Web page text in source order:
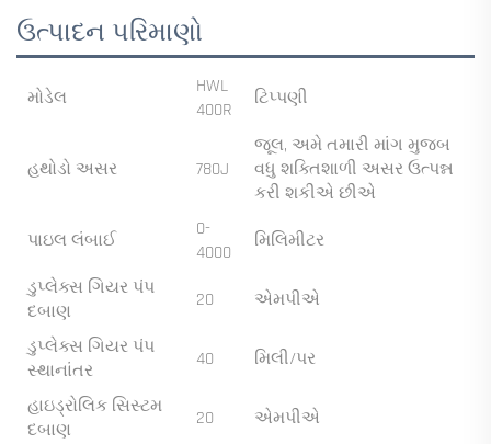
ઉત્પાદન પરિમાણો
મોડેલ
HWL
400R
ટિપ્પણી
હથોડો અસર 780J
જૂલ, અમે તમારી માંગ મુજબ
વધુ શક્તિશાળી અસર ઉત્પન્ન
કરી શકીએ છીએ
પાઇલ લંબાઈ
0-
4000
મિલિમીટર
ડુપ્લેક્સ ગિયર પંપ
દબાણ
20 એમપીએ
ડુપ્લેક્સ ગિયર પંપ
સ્થાનાંતર
40 મિલી/પર
હાઇડ્રોલિક સિસ્ટમ
દબાણ
20 એમપીએ